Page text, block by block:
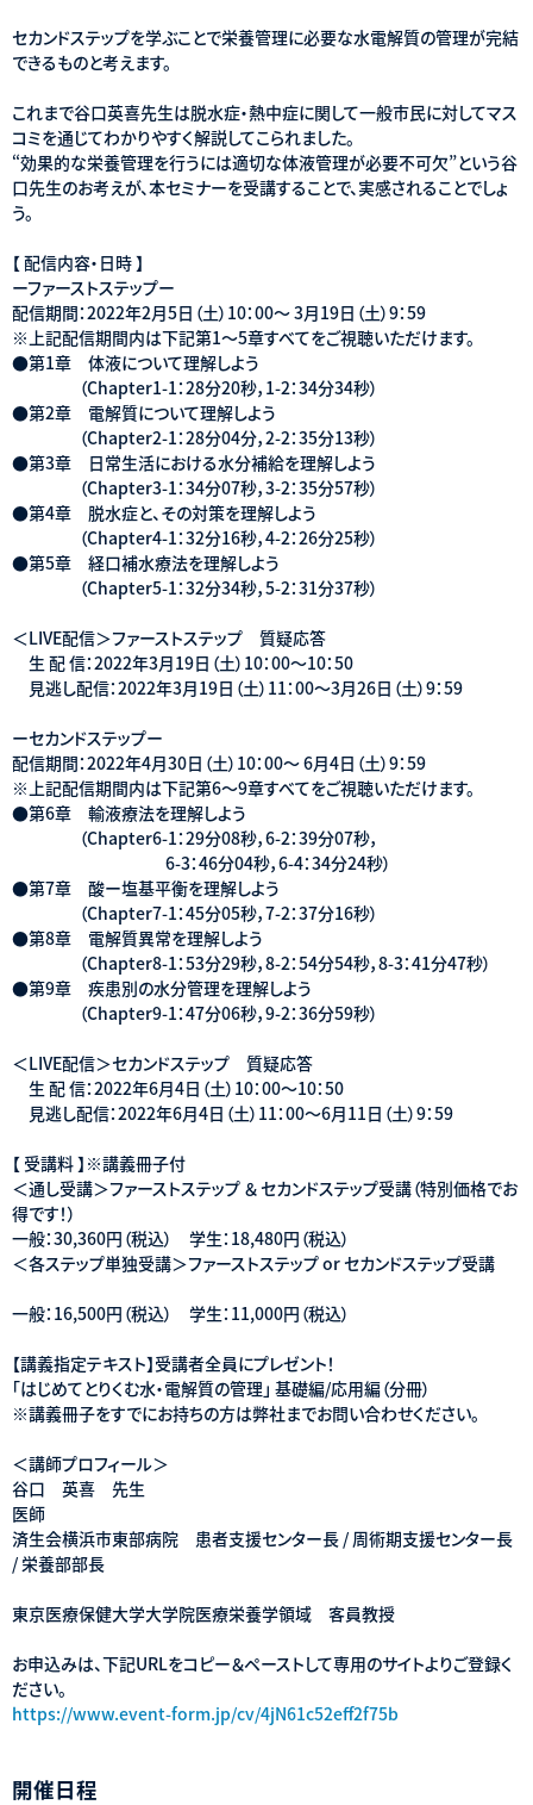
セカンドステップを学ぶことで栄養管理に必要な水電解質の管理が完結
できるものと考えます。
これまで谷口英喜先生は脱水症・熱中症に関して一般市民に対してマス
コミを通じてわかりやすく解説してこられました。
“効果的な栄養管理を行うには適切な体液管理が必要不可欠”という谷
口先生のお考えが、本セミナーを受講することで、実感されることでしょ
う。
【 配信内容・日時 】
ーファーストステップー
配信期間：2022年2月5日（土）10：00～ 3月19日（土）9：59
※上記配信期間内は下記第1～5章すべてをご視聴いただけます。
●第1章 体液について理解しよう
（Chapter1-1：28分20秒，1-2：34分34秒）
●第2章 電解質について理解しよう
（Chapter2-1：28分04分，2-2：35分13秒）
●第3章 日常生活における水分補給を理解しよう
（Chapter3-1：34分07秒，3-2：35分57秒）
●第4章 脱水症と、その対策を理解しよう
（Chapter4-1：32分16秒，4-2：26分25秒）
●第5章 経口補水療法を理解しよう
（Chapter5-1：32分34秒，5-2：31分37秒）
＜LIVE配信＞ファーストステップ 質疑応答
生 配 信：2022年3月19日（土）10：00～10：50
見逃し配信：2022年3月19日（土）11：00～3月26日（土）9：59
ーセカンドステップー
配信期間：2022年4月30日（土）10：00～ 6月4日（土）9：59
※上記配信期間内は下記第6～9章すべてをご視聴いただけます。
●第6章 輸液療法を理解しよう
（Chapter6-1：29分08秒，6-2：39分07秒，
6-3：46分04秒，6-4：34分24秒）
●第7章 酸ー塩基平衡を理解しよう
（Chapter7-1：45分05秒，7-2：37分16秒）
●第8章 電解質異常を理解しよう
（Chapter8-1：53分29秒，8-2：54分54秒，8-3：41分47秒）
●第9章 疾患別の水分管理を理解しよう
（Chapter9-1：47分06秒，9-2：36分59秒）
＜LIVE配信＞セカンドステップ 質疑応答
生 配 信：2022年6月4日（土）10：00～10：50
見逃し配信：2022年6月4日（土）11：00～6月11日（土）9：59
【 受講料 】※講義冊子付
＜通し受講＞ファーストステップ ＆ セカンドステップ受講（特別価格でお
得です！）
一般：30,360円（税込） 学生：18,480円（税込）
＜各ステップ単独受講＞ファーストステップ or セカンドステップ受講
一般：16,500円（税込） 学生：11,000円（税込）
【講義指定テキスト】受講者全員にプレゼント！
「はじめてとりくむ水・電解質の管理」 基礎編/応用編（分冊）
※講義冊子をすでにお持ちの方は弊社までお問い合わせください。
＜講師プロフィール＞
谷口 英喜 先生
医師
済生会横浜市東部病院 患者支援センター長 / 周術期支援センター長
/ 栄養部部長
東京医療保健大学大学院医療栄養学領域 客員教授
お申込みは、下記URLをコピー＆ペーストして専用のサイトよりご登録く
ださい。
https://www.event-form.jp/cv/4jN61c52eff2f75b
開催日程